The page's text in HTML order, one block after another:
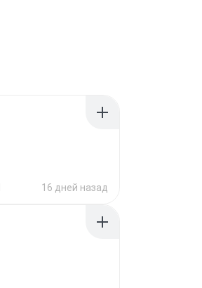
16 дней назад